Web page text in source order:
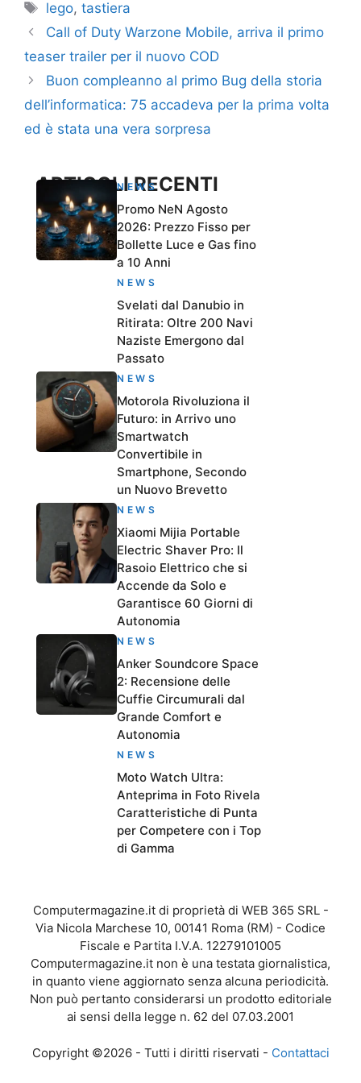
Tag
lego,tastiera
Call of Duty Warzone Mobile, arriva il primo
teaser trailer per il nuovo COD
Buon compleanno al primo Bug della storia
dell’informatica: 75 accadeva per la prima volta
ed è stata una vera sorpresa
ARTICOLI RECENTI
NEWS
Promo NeN Agosto
2026: Prezzo Fisso per
Bollette Luce e Gas fino
a 10 Anni
NEWS
Svelati dal Danubio in
Ritirata: Oltre 200 Navi
Naziste Emergono dal
Passato
NEWS
Motorola Rivoluziona il
Futuro: in Arrivo uno
Smartwatch
Convertibile in
Smartphone, Secondo
un Nuovo Brevetto
NEWS
Xiaomi Mijia Portable
Electric Shaver Pro: Il
Rasoio Elettrico che si
Accende da Solo e
Garantisce 60 Giorni di
Autonomia
NEWS
Anker Soundcore Space
2: Recensione delle
Cuffie Circumurali dal
Grande Comfort e
Autonomia
NEWS
Moto Watch Ultra:
Anteprima in Foto Rivela
Caratteristiche di Punta
per Competere con i Top
di Gamma
Computermagazine.it di proprietà di WEB 365 SRL -
Via Nicola Marchese 10, 00141 Roma (RM) - Codice
Fiscale e Partita I.V.A. 12279101005
Computermagazine.it non è una testata giornalistica,
in quanto viene aggiornato senza alcuna periodicità.
Non può pertanto considerarsi un prodotto editoriale
ai sensi della legge n. 62 del 07.03.2001
Copyright ©2026 - Tutti i diritti riservati - Contattaci